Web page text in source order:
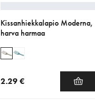
Kissanhiekkalapio Moderna,
harva harmaa
2.29 €